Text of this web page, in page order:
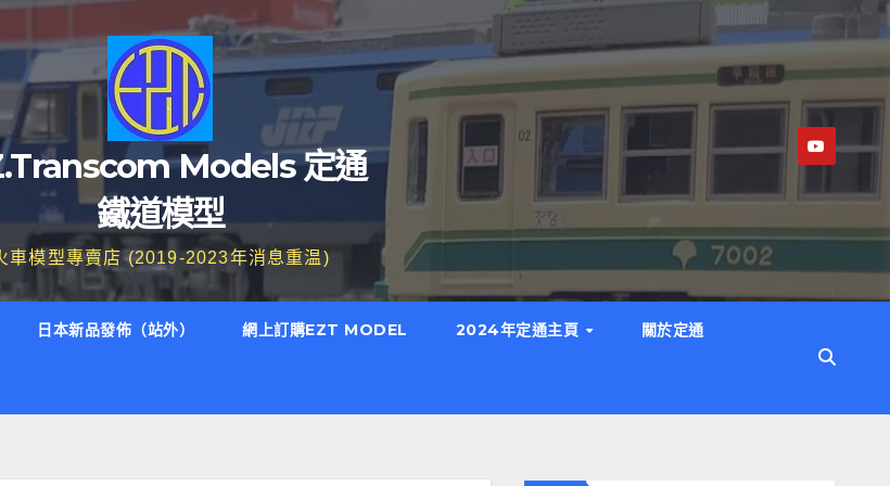
Models 定通
鐵道模型
車模型專賣店 (2019-2023年消息重温)
日本新品發佈（站外） 網上訂購EZT MODEL 2024年定通主頁 關於定通